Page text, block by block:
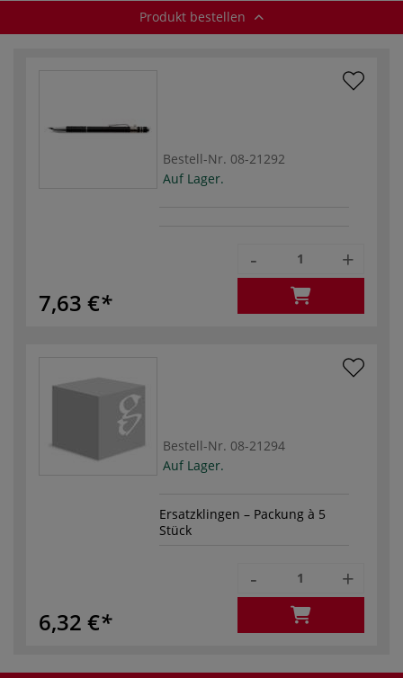
Produkt bestellen
Bestell-Nr. 08-21292
Auf Lager.
7,63 €
- +
Bestell-Nr. 08-21294
Auf Lager.
Ersatzklingen – Packung à 5
Stück
6,32 €
- +